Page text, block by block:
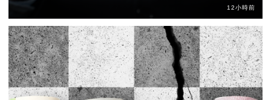
12小時前